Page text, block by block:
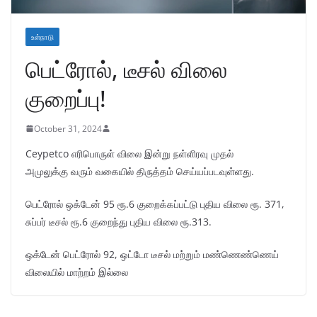
உள்நாடு
பெட்ரோல், டீசல் விலை
குறைப்பு!
October 31, 2024
Ceypetco எரிபொருள் விலை இன்று நள்ளிரவு முதல்
அமுலுக்கு வரும் வகையில் திருத்தம் செய்யப்படவுள்ளது.
பெட்ரோல் ஒக்டேன் 95 ரூ.6 குறைக்கப்பட்டு புதிய விலை ரூ. 371,
சுப்பர் டீசல் ரூ.6 குறைந்து புதிய விலை ரூ.313.
ஒக்டேன் பெட்ரோல் 92, ஒட்டோ டீசல் மற்றும் மண்ணெண்ணெய்
விலையில் மாற்றம் இல்லை